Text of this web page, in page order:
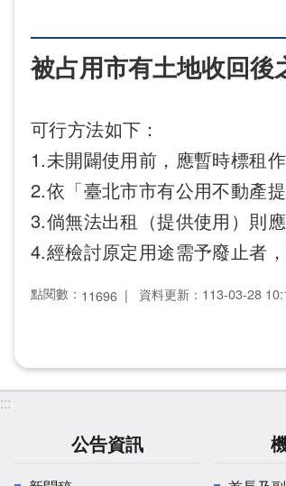
被占用市有土地收回後
可行方法如下：
1.未開闢使用前，應暫時標租
2.依「臺北市市有公用不動產
3.倘無法出租（提供使用）則
4.經檢討原定用途需予廢止者
點閱數： 11696 資料更新：113-03-28
:::
公告資訊